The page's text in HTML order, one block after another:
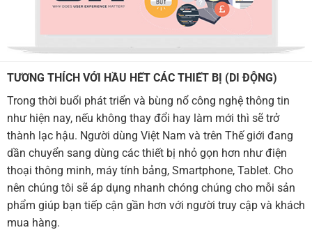
TƯƠNG THÍCH VỚI HẦU HẾT CÁC THIẾT BỊ (DI ĐỘNG)
Trong thời buổi phát triển và bùng nổ công nghệ thông tin
như hiện nay, nếu không thay đổi hay làm mới thì sẽ trở
thành lạc hậu. Người dùng Việt Nam và trên Thế giới đang
dần chuyển sang dùng các thiết bị nhỏ gọn hơn như điện
thoại thông minh, máy tính bảng, Smartphone, Tablet. Cho
nên chúng tôi sẽ áp dụng nhanh chóng chúng cho mỗi sản
phẩm giúp bạn tiếp cận gần hơn với người truy cập và khách
mua hàng.